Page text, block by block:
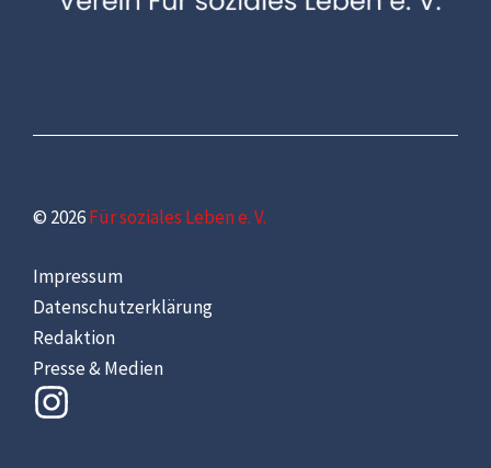
© 2026Für soziales Leben e. V.
Impressum
Datenschutzerklärung
Redaktion
Presse & Medien